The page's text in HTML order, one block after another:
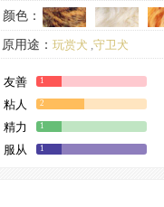
颜色：
原用途： 玩赏犬 ,守卫犬
现用途：家庭犬,伴侣犬,守卫犬
友善 1
粘人 2
精力 1
服从 1